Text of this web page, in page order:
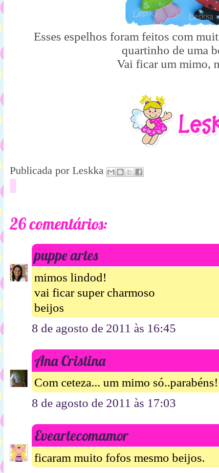
Esses espelhos foram feitos com
quartinho de uma
Vai ficar um mimo,
Publicada por Leskka
26 comentários:
puppe artes
mimos lindod!
vai ficar super charmoso
beijos
8 de agosto de 2011 às 16:45
Ana Cristina
Com ceteza... um mimo só..parabéns!
8 de agosto de 2011 às 17:03
Eveartecomamor
ficaram muito fofos mesmo beijos.